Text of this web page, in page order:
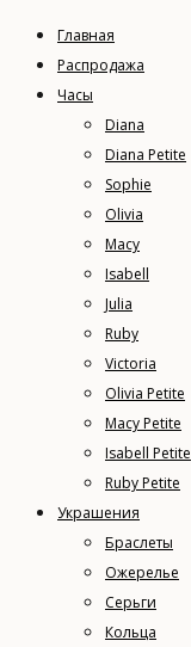
Главная
Распродажа
Часы
Diana
Diana Petite
Sophie
Olivia
Macy
Isabell
Julia
Ruby
Victoria
Olivia Petite
Macy Petite
Isabell Petite
Ruby Petite
Украшения
Браслеты
Ожерелье
Серьги
Кольца